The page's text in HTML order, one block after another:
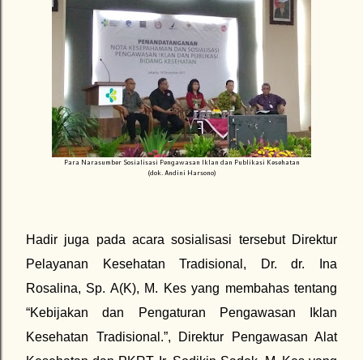
Para Narasumber Sosialisasi Pengawasan Iklan dan Publikasi Kesehatan
(dok. Andini Harsono)
Hadir juga pada acara sosialisasi tersebut Direktur
Pelayanan Kesehatan Tradisional, Dr. dr. Ina
Rosalina, Sp. A(K), M. Kes yang membahas tentang
“Kebijakan dan Pengaturan Pengawasan Iklan
Kesehatan Tradisional.”, Direktur Pengawasan Alat